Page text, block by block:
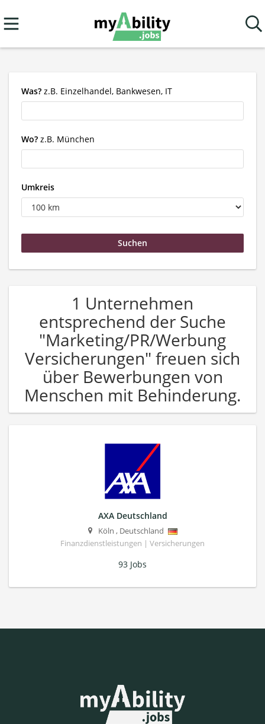
Was? z.B. Einzelhandel, Bankwesen, IT
Wo? z.B. München
Umkreis
1 Unternehmen
entsprechend der Suche
"Marketing/PR/Werbung
Versicherungen" freuen sich
über Bewerbungen von
Menschen mit Behinderung.
AXA Deutschland
Köln , Deutschland
Finanzdienstleistungen | Versicherungen
93 Jobs